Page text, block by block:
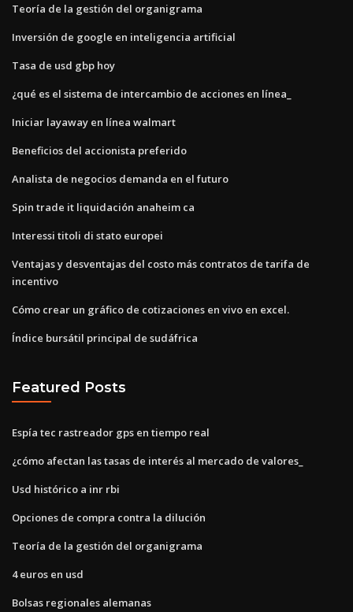
Teoría de la gestión del organigrama
Inversión de google en inteligencia artificial
Tasa de usd gbp hoy
¿qué es el sistema de intercambio de acciones en línea_
Iniciar layaway en línea walmart
Beneficios del accionista preferido
Analista de negocios demanda en el futuro
Spin trade it liquidación anaheim ca
Interessi titoli di stato europei
Ventajas y desventajas del costo más contratos de tarifa de
incentivo
Cómo crear un gráfico de cotizaciones en vivo en excel.
Índice bursátil principal de sudáfrica
Featured Posts
Espía tec rastreador gps en tiempo real
¿cómo afectan las tasas de interés al mercado de valores_
Usd histórico a inr rbi
Opciones de compra contra la dilución
Teoría de la gestión del organigrama
4 euros en usd
Bolsas regionales alemanas